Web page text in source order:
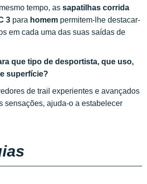
tempo, as sapatilhas corrida
3 para homem permitem-lhe destacar-
em cada uma das suas saídas de
que tipo de desportista, que uso,
superfície?
de trail experientes e avançados
sensações, ajuda-o a estabelecer